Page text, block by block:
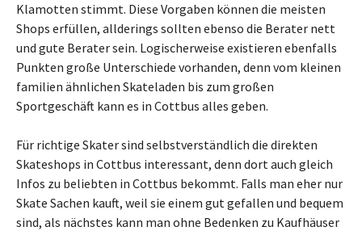
Klamotten stimmt. Diese Vorgaben können die meisten
Shops erfüllen, allderings sollten ebenso die Berater nett
und gute Berater sein. Logischerweise existieren ebenfalls
Punkten große Unterschiede vorhanden, denn vom kleinen
familien ähnlichen Skateladen bis zum großen
Sportgeschäft kann es in Cottbus alles geben.
Für richtige Skater sind selbstverständlich die direkten
Skateshops in Cottbus interessant, denn dort auch gleich
Infos zu beliebten in Cottbus bekommt. Falls man eher nur
Skate Sachen kauft, weil sie einem gut gefallen und bequem
sind, als nächstes kann man ohne Bedenken zu Kaufhäuser